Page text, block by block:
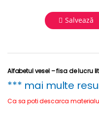
Salvează
Alfabetul vesel – fisa de lucru
*** mai multe
Ca sa poti descarca